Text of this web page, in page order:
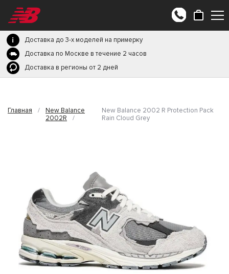
Доставка до 3-х моделей на примерку
Доставка по Москве в течение 2 часов
Доставка в регионы от 2 дней
Главная /
New Balance
2002R
/
New Balance 2002 R Protection Pack
Rain Cloud Grey